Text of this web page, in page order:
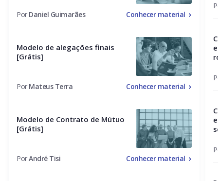
Por Daniel Guimarães Conhecer material
Modelo de alegações finais
[Grátis]
Por Mateus Terra Conhecer material
Modelo de Contrato de Mútuo
[Grátis]
PorAndré Tisi Conhecer material